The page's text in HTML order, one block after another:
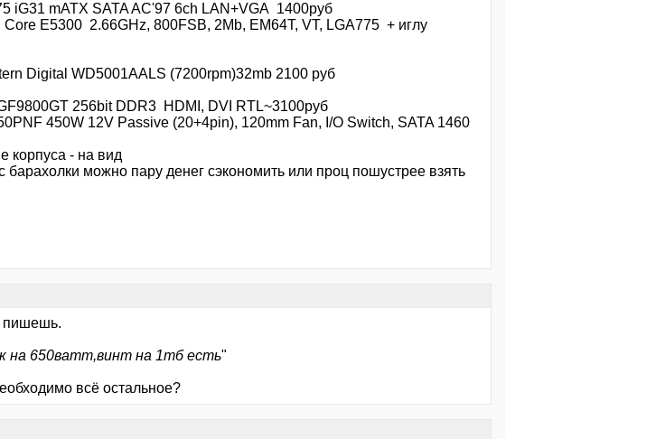
iG31 mATX SATA AC'97 6ch LAN+VGA 1400руб
E5300 2.66GHz, 800FSB, 2Mb, EM64T, VT, LGA775 + иглу
Digital WD5001AALS (7200rpm)32mb 2100 руб
256bit DDR3 HDMI, DVI RTL~3100руб
450W 12V Passive (20+4pin), 120mm Fan, I/O Switch, SATA 1460
корпуса - на вид
барахолки можно пару денег сэкономить или проц пошустрее взять
пишешь.
на 650ватт,винт на 1тб есть"
всё остальное?